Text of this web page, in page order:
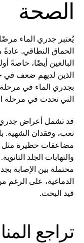
الصحة
يُعتبر جدري الماء
الحماق النطاقي.
البالغين أيضًا، خاصةً
الذين لديهم ضعف في
بجدري الماء في مرحلة
التي تحدث في مرحلة
قد تشمل أعراض جدري
تعب، وفقدان الشهية.
مضاعفات خطيرة مثل
والتهابات الجلد
محتملة بين الإصابة
الدماغية، على الرغم
قيد البحث.